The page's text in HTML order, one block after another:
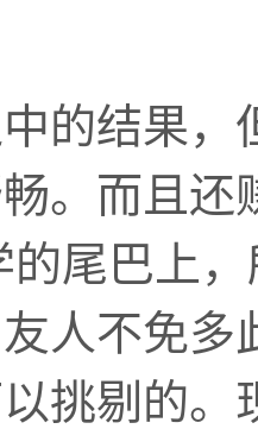
的结果，
。而且
的尾巴上
人不免
挑剔的